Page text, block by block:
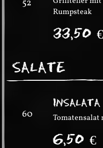
52
Rumpsteak
33,50€
SALATE
60 Tomatensalat
6,50€